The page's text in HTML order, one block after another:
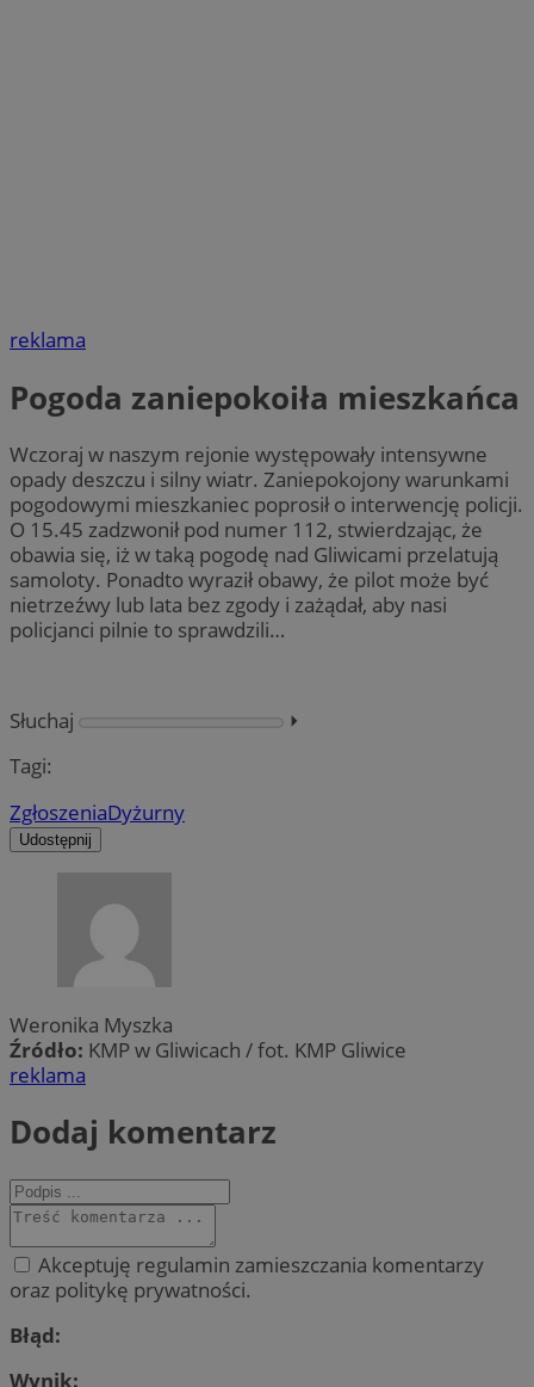
reklama
Pogoda zaniepokoiła mieszkańca
Wczoraj w naszym rejonie występowały intensywne
opady deszczu i silny wiatr. Zaniepokojony warunkami
pogodowymi mieszkaniec poprosił o interwencję policji.
O 15.45 zadzwonił pod numer 112, stwierdzając, że
obawia się, iż w taką pogodę nad Gliwicami przelatują
samoloty. Ponadto wyraził obawy, że pilot może być
nietrzeźwy lub lata bez zgody i zażądał, aby nasi
policjanci pilnie to sprawdzili…
Słuchaj
⏵︎
Tagi:
ZgłoszeniaDyżurny
Udostępnij
Weronika Myszka
Źródło: KMP w Gliwicach / fot. KMP Gliwice
reklama
Dodaj komentarz
Akceptuję regulamin zamieszczania komentarzy
oraz politykę prywatności.
Błąd:
Wynik: